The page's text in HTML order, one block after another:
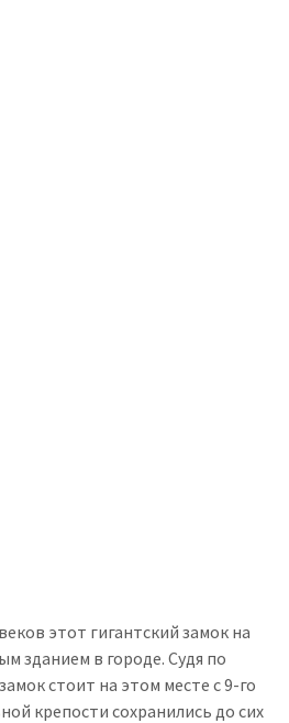
этот гигантский замок на
зданием в городе. Судя по
стоит на этом месте с 9-го
крепости сохранились до сих